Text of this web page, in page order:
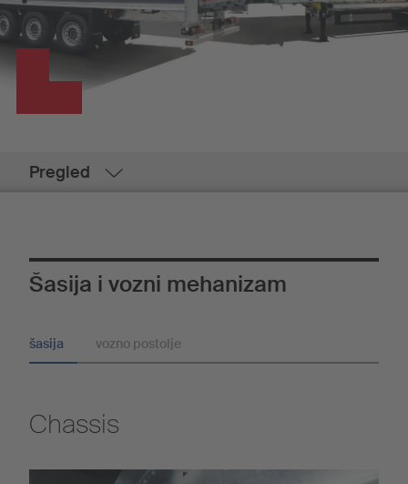
Pregled
Šasija i vozni mehanizam
šasija vozno postolje
Chassis